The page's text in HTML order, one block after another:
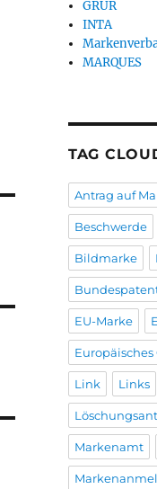
GRUR
INTA
MARQUES
TAG
Antrag auf
Beschwerde
Bildmarke
EU-Marke
Europäisches
Link Links
Markenamt